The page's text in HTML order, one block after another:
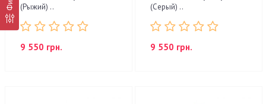
(Рыжий) ..
9 550 грн.
(Серый) ..
9 550 грн.